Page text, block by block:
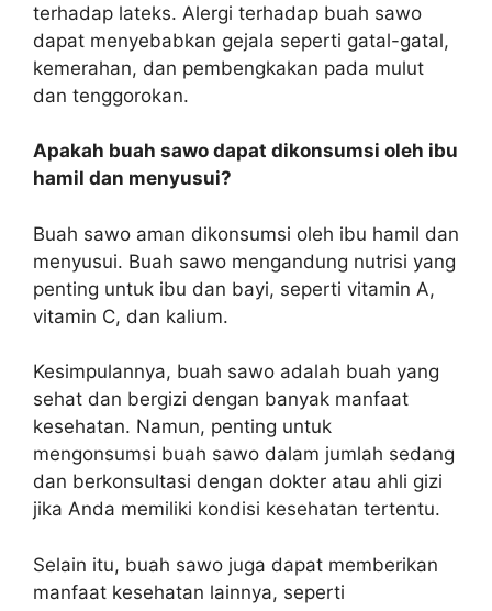
terhadap lateks. Alergi terhadap buah sawo
dapat menyebabkan gejala seperti gatal-gatal,
kemerahan, dan pembengkakan pada mulut
dan tenggorokan.
Apakah buah sawo dapat dikonsumsi oleh ibu
hamil dan menyusui?
Buah sawo aman dikonsumsi oleh ibu hamil dan
menyusui. Buah sawo mengandung nutrisi yang
penting untuk ibu dan bayi, seperti vitamin A,
vitamin C, dan kalium.
Kesimpulannya, buah sawo adalah buah yang
sehat dan bergizi dengan banyak manfaat
kesehatan. Namun, penting untuk
mengonsumsi buah sawo dalam jumlah sedang
dan berkonsultasi dengan dokter atau ahli gizi
jika Anda memiliki kondisi kesehatan tertentu.
Selain itu, buah sawo juga dapat memberikan
manfaat kesehatan lainnya, seperti